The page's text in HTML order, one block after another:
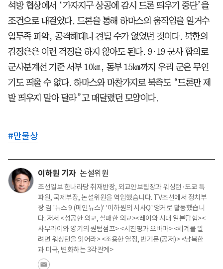
석방 협상에서 ‘가자지구 상공에 감시 드론 띄우기 중단’을
조건으로 내걸었다. 드론을 통해 하마스의 움직임을 일거수
일투족 파악, 공격해대니 견딜 수가 없었던 것이다. 북한의
김정은은 이런 걱정을 하지 않아도 된다. 9·19 군사 합의로
군사분계선 기준 서부 10㎞, 동부 15㎞까지 우리 군은 무인
기도 띄울 수 없다. 하마스와 마찬가지로 북측도 “드론만 제
발 띄우지 말아 달라”고 매달렸던 모양이다.
#만물상
이하원 기자 논설위원
조선일보 한나라당 취재반장, 외교안보팀장과 워싱턴·도쿄 특
파원, 국제부장, 논설위원을 역임했습니다. TV조선에서 정치부
장 겸 '뉴스 9 (메인뉴스)' '이하원의 시사Q' 앵커로 활동했습니
다. 저서 <성공한 외교, 실패한 외교><레이와 시대 일본탐험><
사무라이와 양키의 퀀텀점프> <시진핑과 오바마> <세계를 알
려면 워싱턴을 읽어라> <조용한 열정, 반기문(공저)> <남북한
과 미국, 변화하는 3각관계>